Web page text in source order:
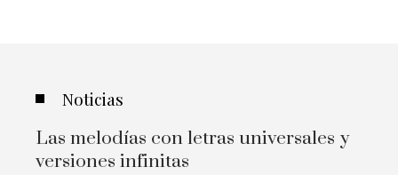
Noticias
Las melodías con letras universales y
versiones infinitas